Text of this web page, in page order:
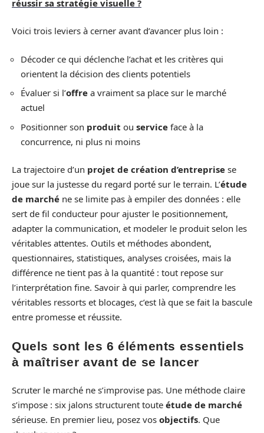
réussir sa stratégie visuelle ?
Voici trois leviers à cerner avant d’avancer plus loin :
Décoder ce qui déclenche l’achat et les critères qui
orientent la décision des clients potentiels
Évaluer si l’offre a vraiment sa place sur le marché
actuel
Positionner son produit ou service face à la
concurrence, ni plus ni moins
La trajectoire d’un projet de création d’entreprise se
joue sur la justesse du regard porté sur le terrain. L’étude
de marché ne se limite pas à empiler des données : elle
sert de fil conducteur pour ajuster le positionnement,
adapter la communication, et modeler le produit selon les
véritables attentes. Outils et méthodes abondent,
questionnaires, statistiques, analyses croisées, mais la
différence ne tient pas à la quantité : tout repose sur
l’interprétation fine. Savoir à qui parler, comprendre les
véritables ressorts et blocages, c’est là que se fait la bascule
entre promesse et réussite.
Quels sont les 6 éléments essentiels
à maîtriser avant de se lancer
Scruter le marché ne s’improvise pas. Une méthode claire
s’impose : six jalons structurent toute étude de marché
sérieuse. En premier lieu, posez vos objectifs. Que